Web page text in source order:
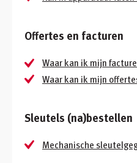
Offertes en facturen
Waar kan ik mijn
Waar kan ik mijn
Sleutels (na)bestellen
Mechanische